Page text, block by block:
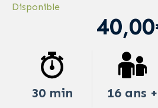
Disponible
30 min 16 ans +